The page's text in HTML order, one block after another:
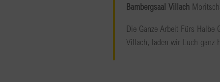
Bambergsaal Villach
Die Ganze Arbeit Fürs
Villach, laden wir Euch